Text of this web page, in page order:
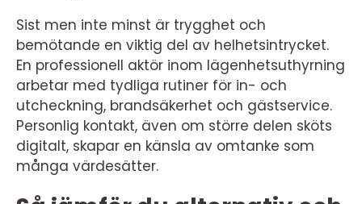
Sist men inte minst är trygghet och
bemötande en viktig del av helhetsintrycket.
En professionell aktör inom lägenhetsuthyrning
arbetar med tydliga rutiner för in- och
utcheckning, brandsäkerhet och gästservice.
Personlig kontakt, även om större delen sköts
digitalt, skapar en känsla av omtanke som
många värdesätter.